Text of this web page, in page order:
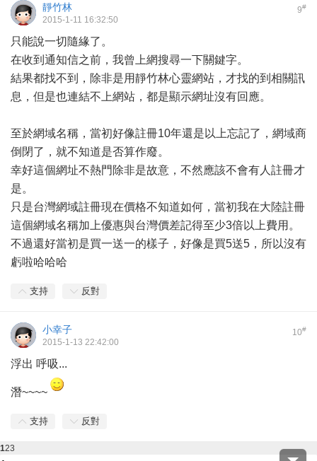
9#
靜竹林
2015-1-11 16:32:50
只能說一切隨緣了。
在收到通知信之前，我曾上網搜尋一下關鍵字。
結果都找不到，除非是用靜竹林心靈網站，才找的到相關訊
息，但是也連結不上網站，都是顯示網址沒有回應。
至於網域名稱，當初好像註冊10年還是以上忘記了，網域商
倒閉了，就不知道是否算作廢。
幸好這個網址不熱門除非是故意，不然應該不會有人註冊才
是。
只是台灣網域註冊現在價格不知道如何，當初我在大陸註冊
這個網域名稱加上優惠與台灣價差記得至少3倍以上費用。
不過還好當初是買一送一的樣子，好像是買5送5，所以沒有
虧啦哈哈哈
支持 反對
10#
小幸子
2015-1-13 22:42:00
浮出 呼吸...
潛~~~~
支持 反對
123